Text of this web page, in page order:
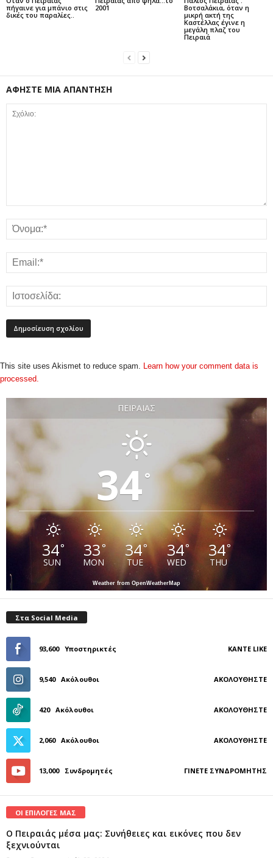
πήγαινε για μπάνιο στις
δικές του παραλίες..
2001
Βοτσαλάκια, όταν η
μικρή ακτή της
Καστέλλας έγινε η
μεγάλη πλαζ του
Πειραιά
ΑΦΗΣΤΕ ΜΙΑ ΑΠΑΝΤΗΣΗ
This site uses Akismet to reduce spam. Learn how your comment data is
processed.
ΠΕΙΡΑΙΆΣ
34°
34°
SUN
33°
MON
34°
TUE
34°
WED
34°
THU
Weather from OpenWeatherMap
Στα Social Media
93,600 Υποστηρικτές ΚΆΝΤΕ LIKE
9,540 Ακόλουθοι ΑΚΟΛΟΥΘΉΣΤΕ
420 Ακόλουθοι ΑΚΟΛΟΥΘΉΣΤΕ
2,060 Ακόλουθοι ΑΚΟΛΟΥΘΉΣΤΕ
13,000 Συνδρομητές ΓΊΝΕΤΕ ΣΥΝΔΡΟΜΗΤΉΣ
ΟΙ ΕΠΙΛΟΓΕΣ ΜΑΣ
Ο Πειραιάς μέσα μας: Συνήθειες και εικόνες που δεν
ξεχνιούνται